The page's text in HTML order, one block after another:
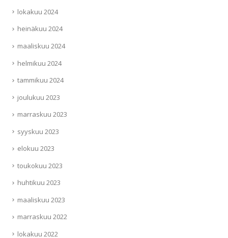
lokakuu 2024
heinäkuu 2024
maaliskuu 2024
helmikuu 2024
tammikuu 2024
joulukuu 2023
marraskuu 2023
syyskuu 2023
elokuu 2023
toukokuu 2023
huhtikuu 2023
maaliskuu 2023
marraskuu 2022
lokakuu 2022